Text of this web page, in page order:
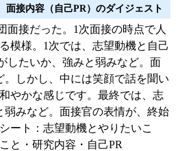
面接内容（自己PR）のダイジェスト
面接だった。1次面接の時点で人
模様。1次では、志望動機と自己
したいか、強みと弱みなど。面
。しかし、中には笑顔で話を聞い
やかな感じです。最終では、志
弱みなど。面接官の表情が、終始
ート：志望動機とやりたいこ
と・研究内容・自己PR